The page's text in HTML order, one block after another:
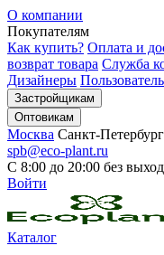
О компании
Покупателям
Как купить? Оплата и
возврат товара Служба
Дизайнеры
Застройщикам
Оптовикам
Москва Санкт-Петербург
spb@eco-plant.ru
С 8:00 до 20:00 без
Войти
Каталог